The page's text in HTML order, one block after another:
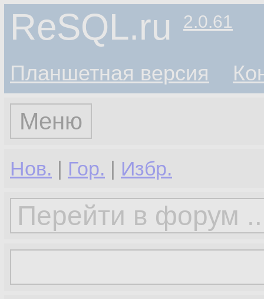
ReSQL.ru 2.0.61
Планшетная версия
Меню
Нов. | Гор. | Избр.